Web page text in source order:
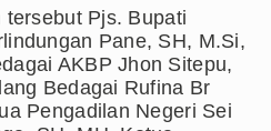
Pjs. Bupati
Pane, SH, M.Si,
AKBP Jhon Sitepu,
Bedagai Rufina Br
Pengadilan Negeri Sei